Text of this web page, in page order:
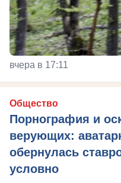
вчера в 17:11
Общество
Порнография и
верующих:
обернулась
условно